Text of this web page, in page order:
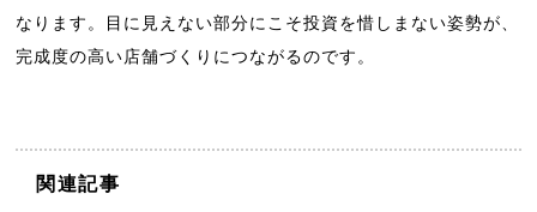
なります。目に見えない部分にこそ投資を惜しまない姿勢が、
完成度の高い店舗づくりにつながるのです。
関連記事